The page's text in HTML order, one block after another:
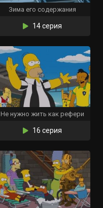
Зима его содержания
14 серия
Не нужно жить как рефери
16 серия